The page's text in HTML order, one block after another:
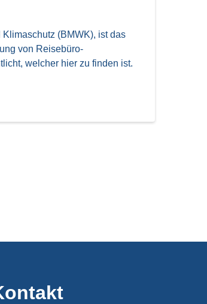
(BMWK), ist das
von Reisebüro-
welcher hier zu finden ist.